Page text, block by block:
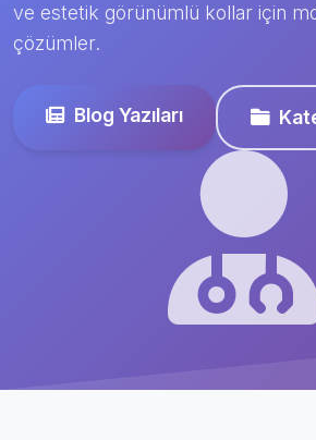
ve estetik görünümlü kollar için
çözümler.
Blog Yazıları